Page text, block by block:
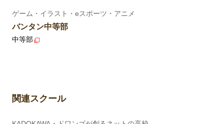
ゲーム・イラスト・eスポーツ・アニメ
バンタン中等部
中等部
関連スクール